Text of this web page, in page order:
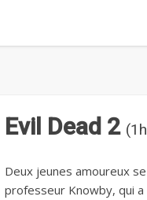
Evil Dead 2
Deux jeunes amoureux
professeur Knowby, qui